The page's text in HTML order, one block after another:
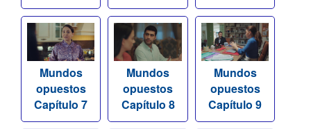
Mundos
opuestos
Capítulo 7
Mundos
opuestos
Capítulo 8
Mundos
opuestos
Capítulo 9